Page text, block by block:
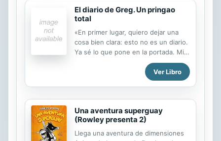
El diario de Greg. Un pringao
total
«En primer lugar, quiero dejar una
cosa bien clara: esto no es un diario.
Ya sé lo que pone en la portada. Mira
que cuando Mamá lo fue a comprar
le pedí DE MANERA ESPECÍFICA que
si compraba una libreta no tuviera el
tiene 12 años y su madre le compra
un diario que abarcará un curso
escolar: de septiembre a junio.
Conoceremos a Greg a través de las
Ver Libro
Una aventura superguay
(Rowley presenta 2)
Llega una aventura de dimensiones